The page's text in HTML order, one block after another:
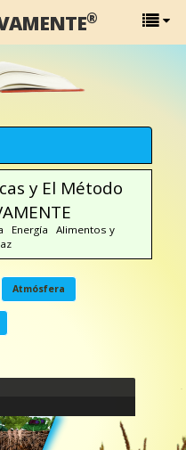
®
y El Método
Energía Alimentos y
Atmósfera